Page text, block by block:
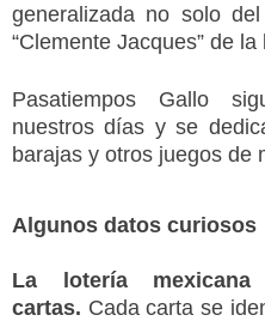
generalizada no solo
“Clemente Jacques” de
Pasatiempos Gallo
nuestros días y se
barajas y otros juegos de
Algunos datos curiosos
La lotería
cartas. Cada carta se